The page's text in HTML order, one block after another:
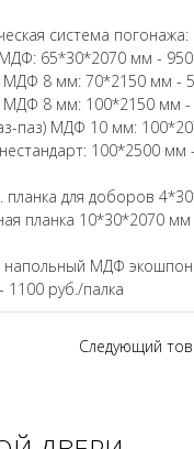
система погонажа:
65*30*2070 мм -
МДФ 8 мм: 70*2150 мм -
МДФ 8 мм: 100*2150 мм -
паз) МДФ 10 мм:
100*2500
планка для доборов
планка 10*30*2070
МДФ экошпон
1100 руб./палка
Следующий